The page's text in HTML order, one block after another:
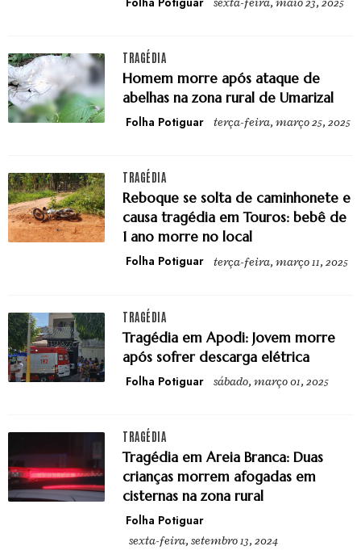
TRAGÉDIA
Homem morre após ataque de
abelhas na zona rural de Umarizal
Folha Potiguar terça-feira, março 25, 2025
TRAGÉDIA
Reboque se solta de caminhonete e
causa tragédia em Touros: bebê de
1 ano morre no local
Folha Potiguar terça-feira, março 11, 2025
TRAGÉDIA
Tragédia em Apodi: Jovem morre
após sofrer descarga elétrica
Folha Potiguar sábado, março 01, 2025
TRAGÉDIA
Tragédia em Areia Branca: Duas
crianças morrem afogadas em
cisternas na zona rural
Folha Potiguar
sexta-feira, setembro 13, 2024